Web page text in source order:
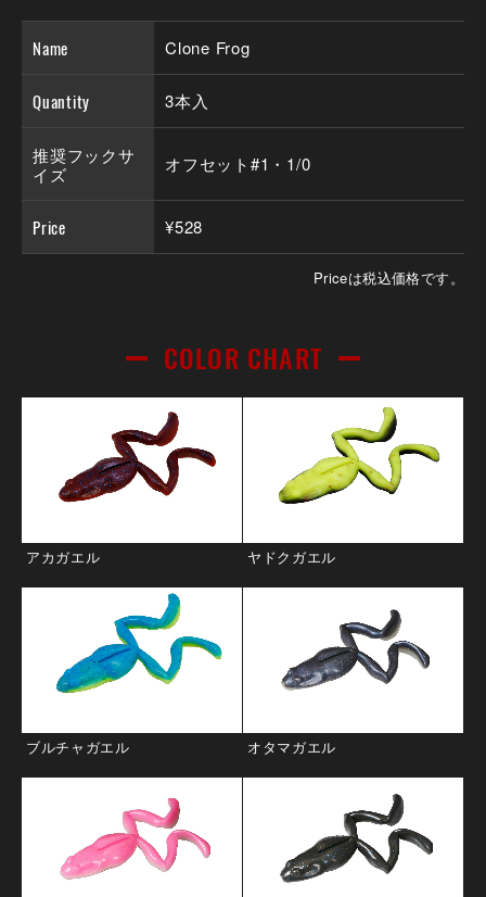
Name Clone Frog
Quantity 3本入
推奨フックサ
イズ オフセット#1・1/0
Price ¥528
Priceは税込価格です。
COLOR CHART
アカガエル ヤドクガエル
ブルチャガエル オタマガエル